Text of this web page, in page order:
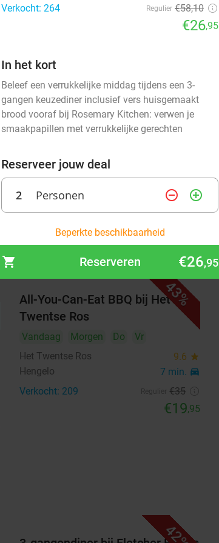
Casa de Tapas
10.0star
Delden 6 min.directions_car
Verkocht: 680 Regulier €40,50
43%
All-You-Can-Eat BBQ bij Het
Twentse Ros
Vandaag Morgen Do
Vr
Het Twentse Ros
9.6 star
Hengelo 7 min. directions_car
Verkocht: 209 €35
€19,95
Verkocht: 264
Regulier €58,10
€26,95
In het kort
Beleef een verrukkelijke middag tijdens een 3-
gangen keuzediner inclusief vers huisgemaakt
brood vooraf bij Rosemary Kitchen: verwen je
smaakpapillen met verrukkelijke gerechten
Reserveer jouw deal
2 Personen remove_circle_outline add_circle_outline
augustus 2026
1 2
3 4 5 6 7 8
10 11 12 13 14
17 18 19 23
24 25 30
Beperkte beschikbaarheid
Reserveren €26,95